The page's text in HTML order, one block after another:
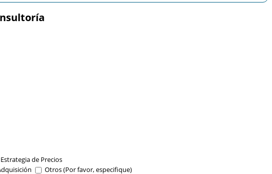
Estrategia de Precios
Otros (Por favor, especifique)